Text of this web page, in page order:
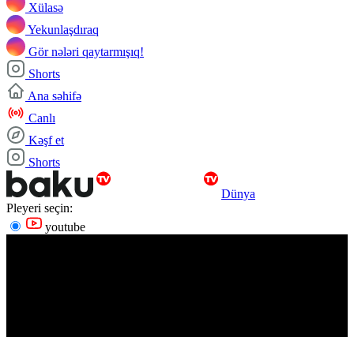
Xülasə
Yekunlaşdıraq
Gör nələri qaytarmışıq!
Shorts
Ana səhifə
Canlı
Kəşf et
Shorts
Dünya
Pleyeri seçin:
youtube